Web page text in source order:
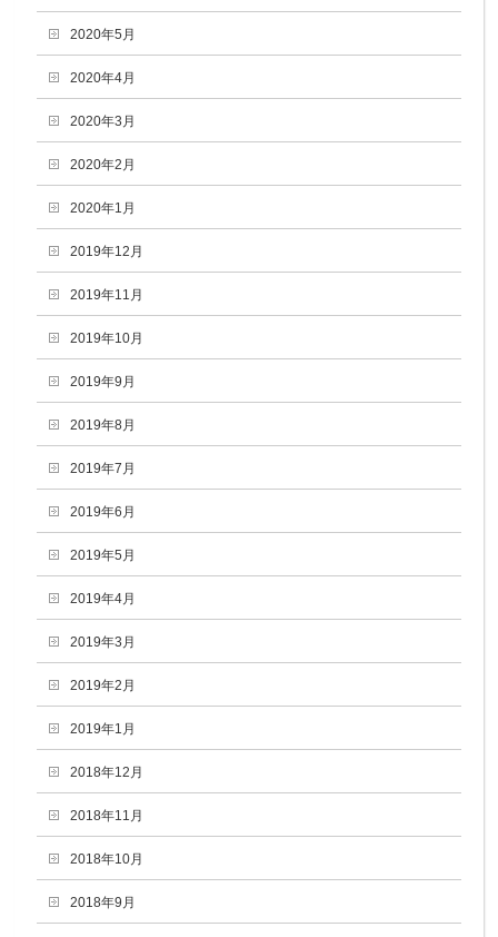
2020年5月
2020年4月
2020年3月
2020年2月
2020年1月
2019年12月
2019年11月
2019年10月
2019年9月
2019年8月
2019年7月
2019年6月
2019年5月
2019年4月
2019年3月
2019年2月
2019年1月
2018年12月
2018年11月
2018年10月
2018年9月